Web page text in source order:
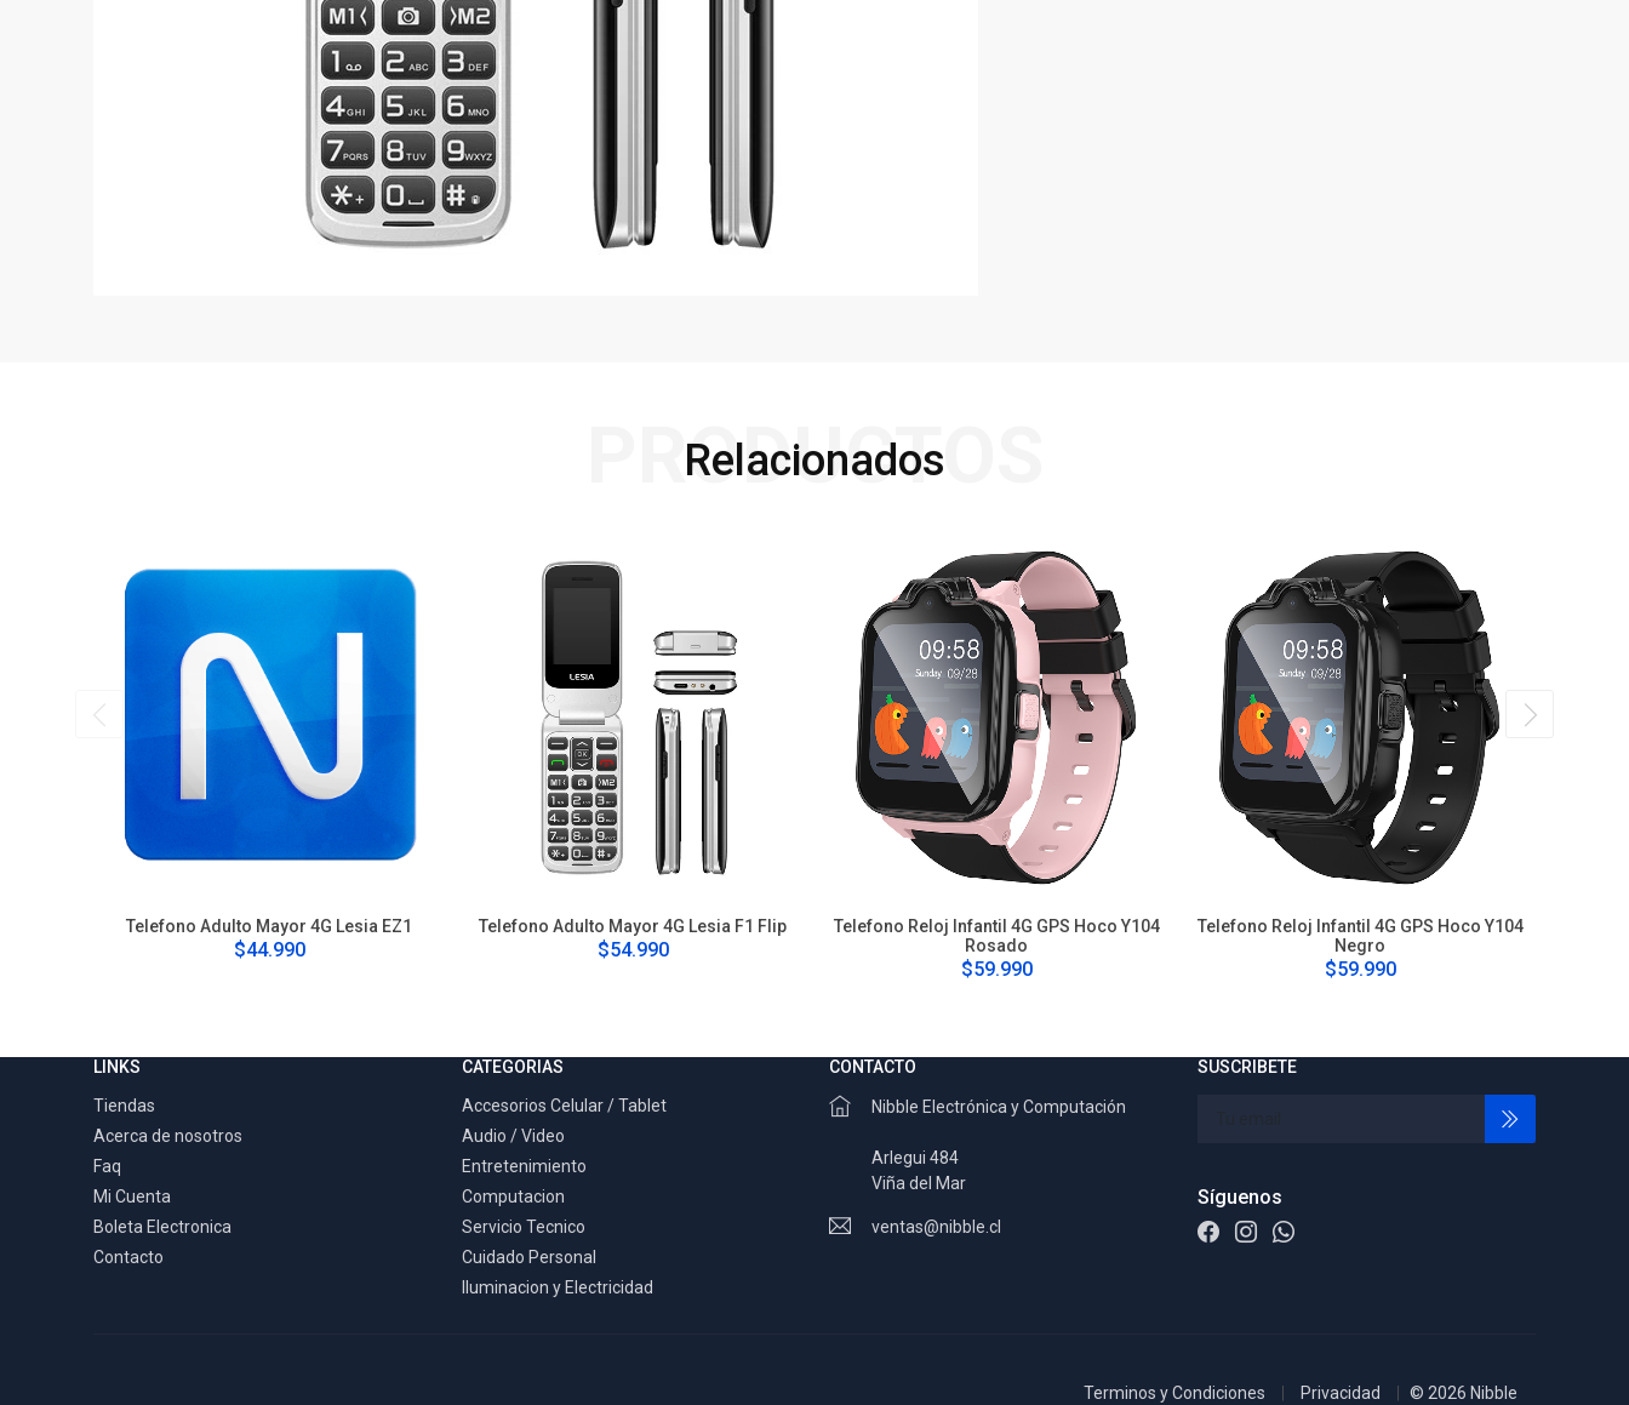
Relacionados
PRODUCTOS
Telefono Adulto Mayor 4G Lesia EZ1
$44.990
Telefono Adulto Mayor 4G Lesia F1 Flip
$54.990
Telefono Reloj Infantil 4G GPS Hoco Y104
Rosado
$59.990
Telefono Reloj Infantil 4G GPS Hoco Y104
Negro
$59.990
LINKS
Tiendas
Acerca de nosotros
Faq
Mi Cuenta
Boleta Electronica
Contacto
CATEGORIAS
Accesorios Celular / Tablet
Audio / Video
Entretenimiento
Computacion
Servicio Tecnico
Cuidado Personal
Iluminacion y Electricidad
CONTACTO
Nibble Electrónica y Computación
Arlegui 484
Viña del Mar
ventas@nibble.cl
SUSCRIBETE
Síguenos
Terminos y Condiciones Privacidad © 2026 Nibble